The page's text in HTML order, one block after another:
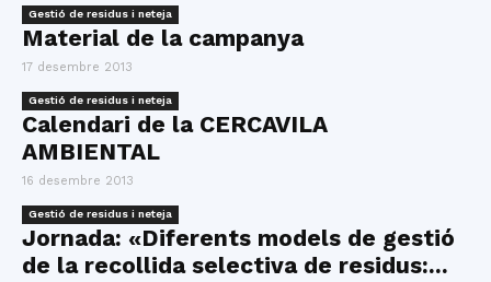
Gestió de residus i neteja
Material de la campanya
17 desembre 2013
Gestió de residus i neteja
Calendari de la CERCAVILA
AMBIENTAL
16 desembre 2013
Gestió de residus i neteja
Jornada: «Diferents models de gestió
de la recollida selectiva de residus:...